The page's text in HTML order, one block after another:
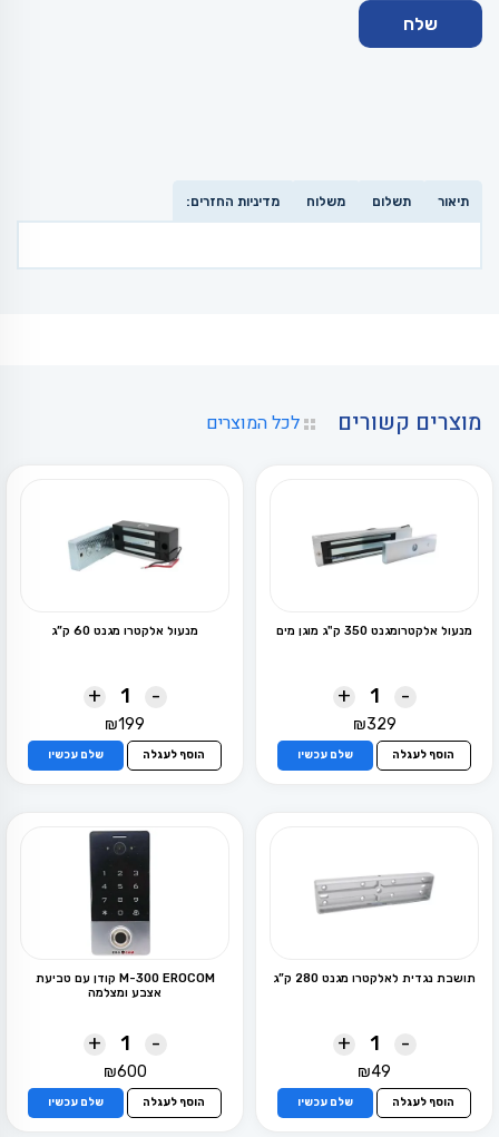
תיאור תשלום משלוח מדיניות החזרים:
מוצרים קשורים לכל המוצרים
מנעול אלקטרומגנט 350 ק"ג מוגן מים
-
+
₪329
הוסף לעגלה שלם עכשיו
מנעול אלקטרו מגנט 60 ק”ג
-
+
₪199
הוסף לעגלה שלם עכשיו
תושבת נגדית לאלקטרו מגנט 280 ק”ג
-
+
₪49
הוסף לעגלה שלם עכשיו
M-300 EROCOM קודן עם טביעת
אצבע ומצלמה
-
+
₪600
הוסף לעגלה שלם עכשיו